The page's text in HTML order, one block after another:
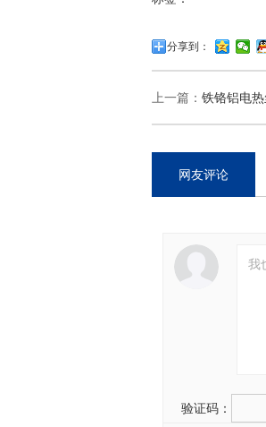
分享到：
上一篇： 铁铬铝电
网友评论
验证码：